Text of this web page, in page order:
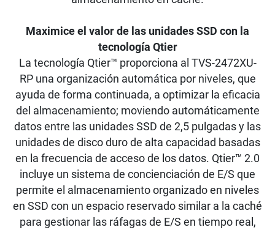
Maximice el valor de las unidades SSD con la
tecnología Qtier
La tecnología Qtier™ proporciona al TVS-2472XU-
RP una organización automática por niveles, que
ayuda de forma continuada, a optimizar la eficacia
del almacenamiento; moviendo automáticamente
datos entre las unidades SSD de 2,5 pulgadas y las
unidades de disco duro de alta capacidad basadas
en la frecuencia de acceso de los datos. Qtier™ 2.0
incluye un sistema de concienciación de E/S que
permite el almacenamiento organizado en niveles
en SSD con un espacio reservado similar a la caché
para gestionar las ráfagas de E/S en tiempo real,